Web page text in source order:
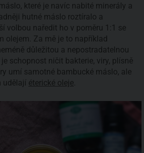
které je navíc nabité minerály a
hutné máslo roztíralo a
volbou naředit ho v poměru 1:1 se
olejem. Za mě je to například
důležitou a nepostradatelnou
schopnost ničit bakterie, viry, plísně
umí samotné bambucké máslo, ale
éterické oleje